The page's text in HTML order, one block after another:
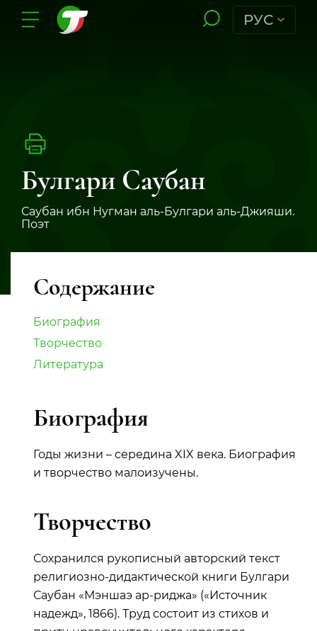
РУС
Булгари Саубан
Саубан ибн Нугман аль-Булгари аль-Джияши.
Поэт
Содержание
Биография
Творчество
Литература
Биография
Годы жизни – середина XIX века. Биография
и творчество малоизучены.
Творчество
Сохранился рукописный авторский текст
религиозно-дидактической книги Булгари
Саубан «Мэншаэ ар-риджа» («Источник
надежд», 1866). Труд состоит из стихов и